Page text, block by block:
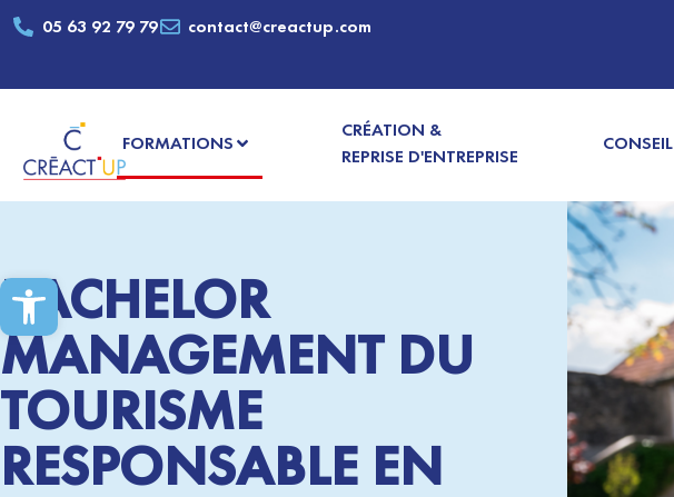
Ouvrir la barre d’outils
05 63 92 79 79 contact@creactup.com
FORMATIONS
CRÉATION &
REPRISE D'ENTREPRISE
CONSEIL
BACHELOR
MANAGEMENT DU
TOURISME
RESPONSABLE EN